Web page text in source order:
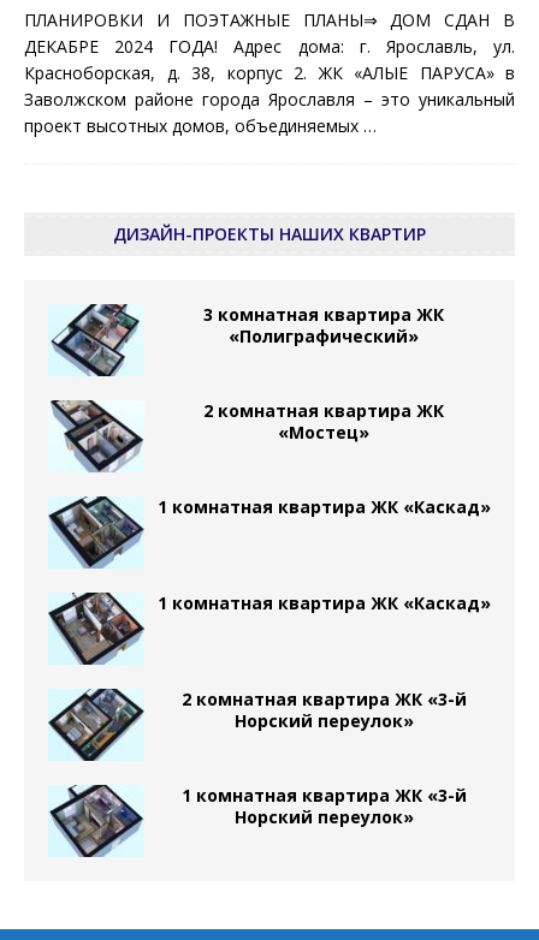
ПЛАНИРОВКИ И ПОЭТАЖНЫЕ ПЛАНЫ⇒ ДОМ СДАН В
ДЕКАБРЕ 2024 ГОДА! Адрес дома: г. Ярославль, ул.
Красноборская, д. 38, корпус 2. ЖК «АЛЫЕ ПАРУСА» в
Заволжском районе города Ярославля – это уникальный
проект высотных домов, объединяемых …
ДИЗАЙН-ПРОЕКТЫ НАШИХ КВАРТИР
3 комнатная квартира ЖК
«Полиграфический»
2 комнатная квартира ЖК
«Мостец»
1 комнатная квартира ЖК «Каскад»
1 комнатная квартира ЖК «Каскад»
2 комнатная квартира ЖК «3-й
Норский переулок»
1 комнатная квартира ЖК «3-й
Норский переулок»